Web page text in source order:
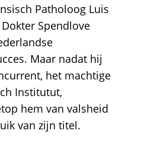
Patholoog Luis
Spendlove
Maar nadat hij
het machtige
Institutut,
hem van valsheid
van zijn titel.